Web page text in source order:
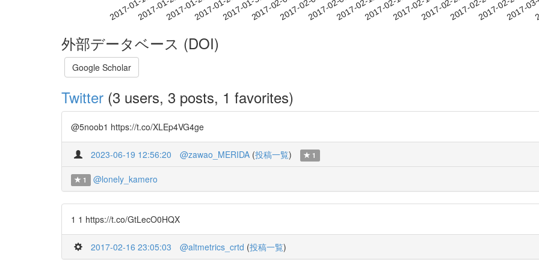
2017-01-192017-01-222017-01-252017-01-282017-01-312017-02-032017-02-062017-02-092017-02-122017-02-152017-02-182017-02-212017-02-242017-02-27
2017-
外部データベース (DOI)
Google Scholar
Twitter (3 users, 3 posts, 1 favorites)
@5noob1 https://t.co/XLEp4VG4ge
2023-06-19 12:56:20 @zawao_MERIDA (投稿一覧) 1
1 @lonely_kamero
1 1 https://t.co/GtLecO0HQX
2017-02-16 23:05:03 @altmetrics_crtd (投稿一覧)